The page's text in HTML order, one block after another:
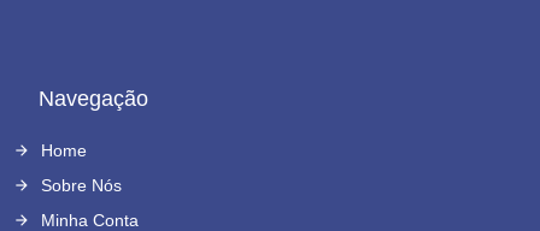
Navegação
Home
Sobre Nós
Minha Conta